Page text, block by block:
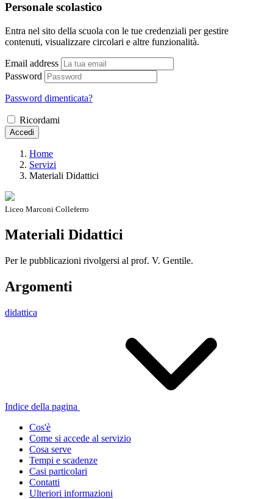
Personale scolastico
Entra nel sito della scuola con le tue credenziali per gestire
contenuti, visualizzare circolari e altre funzionalità.
Email address
Password
Password dimenticata?
Ricordami
Accedi
Home
Servizi
Materiali Didattici
Liceo Marconi Colleferro
Materiali Didattici
Per le pubblicazioni rivolgersi al prof. V. Gentile.
Argomenti
didattica
Indice della pagina
Cos'è
Come si accede al servizio
Cosa serve
Tempi e scadenze
Casi particolari
Contatti
Ulteriori informazioni